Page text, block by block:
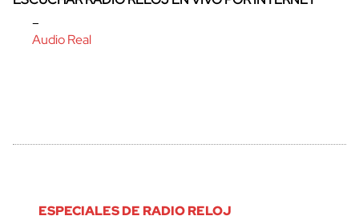
–
Audio Real
ESPECIALES DE RADIO RELOJ